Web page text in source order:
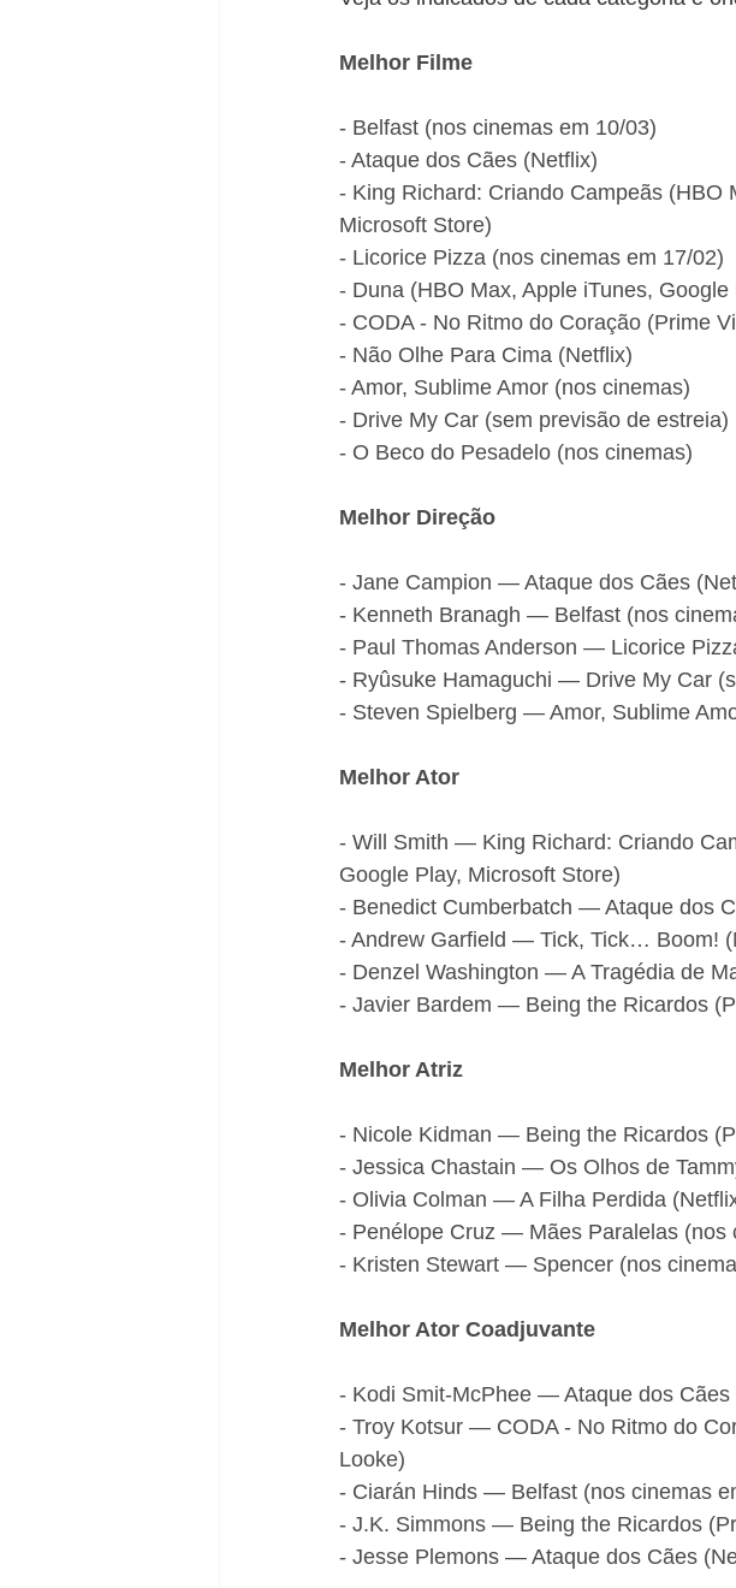
Melhor Filme
- Belfast (nos cinemas em 10/03)
- Ataque dos Cães (Netflix)
- King Richard: Criando Campeãs (HBO
Microsoft Store)
- Licorice Pizza (nos cinemas em 17/02)
- Duna (HBO Max, Apple iTunes,
- CODA - No Ritmo do Coração (Prime
- Não Olhe Para Cima (Netflix)
- Amor, Sublime Amor (nos cinemas)
- Drive My Car (sem previsão de estreia)
- O Beco do Pesadelo (nos cinemas)
Melhor Direção
- Jane Campion — Ataque dos Cães
- Kenneth Branagh — Belfast (nos
- Paul Thomas Anderson — Licorice
- Ryûsuke Hamaguchi — Drive My Car
- Steven Spielberg — Amor, Sublime
Melhor Ator
- Will Smith — King Richard: Criando
Google Play, Microsoft Store)
- Benedict Cumberbatch — Ataque dos
- Andrew Garfield — Tick, Tick… Boom!
- Denzel Washington — A Tragédia de
- Javier Bardem — Being the Ricardos
Melhor Atriz
- Nicole Kidman — Being the Ricardos
- Jessica Chastain — Os Olhos de
- Olivia Colman — A Filha Perdida
- Penélope Cruz — Mães Paralelas (nos
- Kristen Stewart — Spencer (nos
Melhor Ator Coadjuvante
- Kodi Smit-McPhee — Ataque dos Cães
- Troy Kotsur — CODA - No Ritmo do
Looke)
- Ciarán Hinds — Belfast (nos cinemas
- J.K. Simmons — Being the Ricardos
- Jesse Plemons — Ataque dos Cães